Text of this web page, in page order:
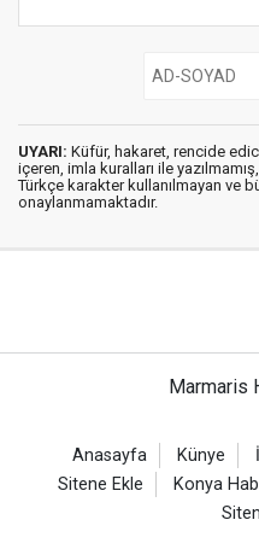
UYARI: Küfür, hakaret, rencide
içeren, imla kuralları ile yazılmamış,
Türkçe karakter kullanılmayan ve
onaylanmamaktadır.
Marmaris
Anasayfa Künye
Sitene Ekle
Konya